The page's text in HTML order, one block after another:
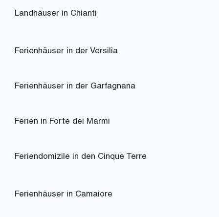
Landhäuser in Chianti
Ferienhäuser in der Versilia
Ferienhäuser in der Garfagnana
Ferien in Forte dei Marmi
Feriendomizile in den Cinque Terre
Ferienhäuser in Camaiore